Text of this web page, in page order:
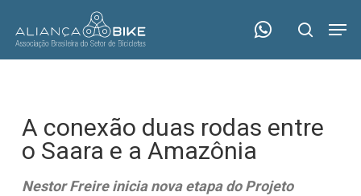
main
search
A conexão duas rodas entre
o Saara e a Amazônia
Nestor Freire inicia nova etapa do Projeto